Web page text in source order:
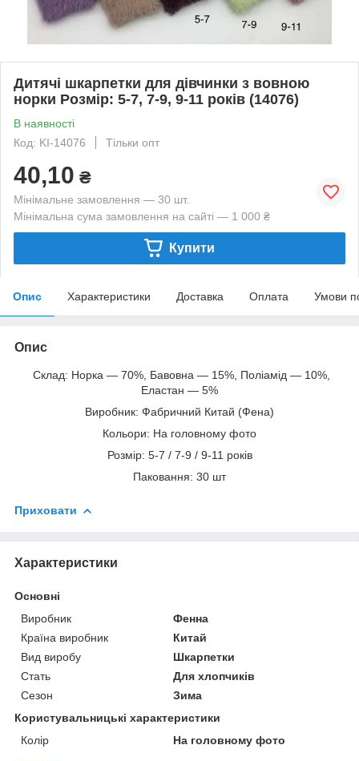
Дитячі шкарпетки для дівчинки з вовною
норки Розмір: 5-7, 7-9, 9-11 років (14076)
В наявності
Код: KI-14076
Тільки опт
40,10 ₴
Мінімальне замовлення — 30 шт.
Мінімальна сума замовлення на сайті — 1 000 ₴
Купити
Опис Характеристики Доставка Оплата Умови
Опис
Склад: Норка — 70%, Бавовна — 15%, Поліамід — 10%,
Еластан — 5%
Виробник: Фабричний Китай (Фена)
Кольори: На головному фото
Розмір: 5-7 / 7-9 / 9-11 років
Паковання: 30 шт
Приховати
Характеристики
Основні
Виробник
Фенна
Країна виробник
Китай
Вид виробу
Шкарпетки
Стать
Для хлопчиків
Сезон
Зима
Користувальницькі характеристики
Колір
На головному фото